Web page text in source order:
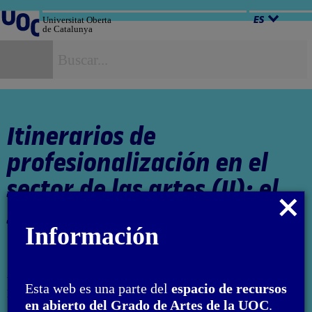
al
contenido
Universitat Oberta
de Catalunya
ES
Itinerarios de
profesionalización en el
sector de las artes (II): el
sector privado
El encargo y la creación de este material docente han sido
Cerrar
modal
Información
Esta web es una parte del espacio de recursos
en abierto del Grado de Artes de la UOC.